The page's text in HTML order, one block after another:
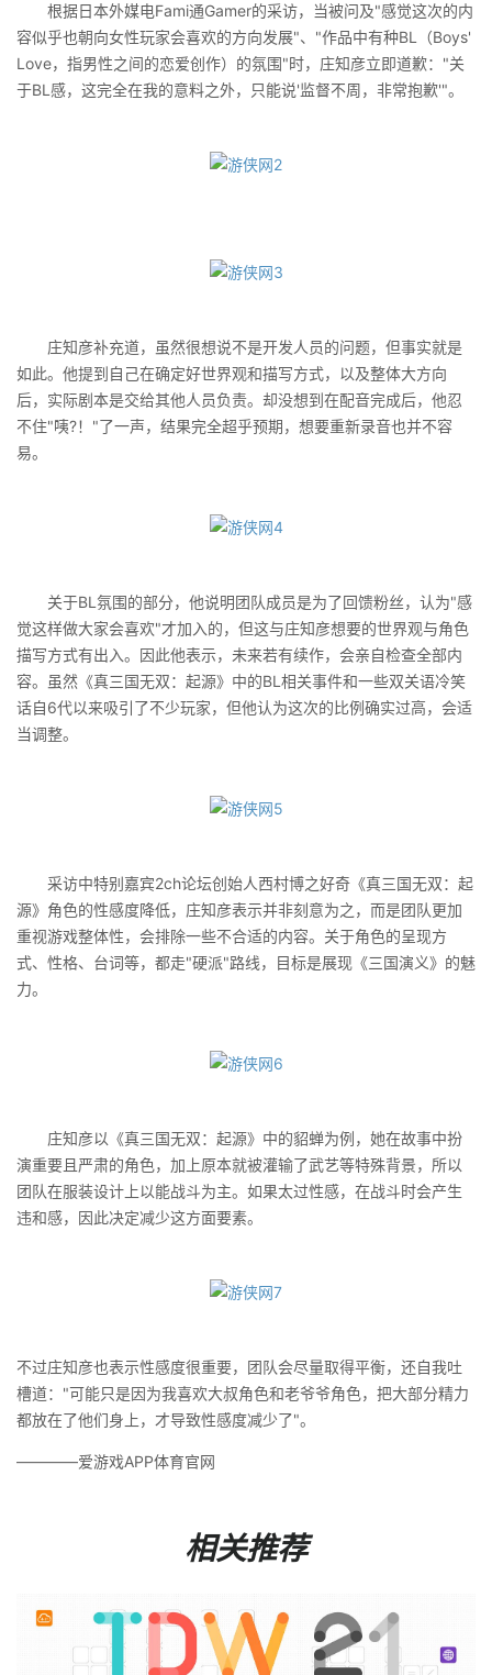
根据日本外媒电Fami通Gamer的采访，当被问及"感觉这次的内
容似乎也朝向女性玩家会喜欢的方向发展"、"作品中有种BL（Boys'
Love，指男性之间的恋爱创作）的氛围"时，庄知彦立即道歉："关
于BL感，这完全在我的意料之外，只能说'监督不周，非常抱歉'"。
庄知彦补充道，虽然很想说不是开发人员的问题，但事实就是
如此。他提到自己在确定好世界观和描写方式，以及整体大方向
后，实际剧本是交给其他人员负责。却没想到在配音完成后，他忍
不住"咦?！"了一声，结果完全超乎预期，想要重新录音也并不容
易。
关于BL氛围的部分，他说明团队成员是为了回馈粉丝，认为"感
觉这样做大家会喜欢"才加入的，但这与庄知彦想要的世界观与角色
描写方式有出入。因此他表示，未来若有续作，会亲自检查全部内
容。虽然《真三国无双：起源》中的BL相关事件和一些双关语冷笑
话自6代以来吸引了不少玩家，但他认为这次的比例确实过高，会适
当调整。
采访中特别嘉宾2ch论坛创始人西村博之好奇《真三国无双：起
源》角色的性感度降低，庄知彦表示并非刻意为之，而是团队更加
重视游戏整体性，会排除一些不合适的内容。关于角色的呈现方
式、性格、台词等，都走"硬派"路线，目标是展现《三国演义》的魅
力。
庄知彦以《真三国无双：起源》中的貂蝉为例，她在故事中扮
演重要且严肃的角色，加上原本就被灌输了武艺等特殊背景，所以
团队在服装设计上以能战斗为主。如果太过性感，在战斗时会产生
违和感，因此决定减少这方面要素。
不过庄知彦也表示性感度很重要，团队会尽量取得平衡，还自我吐
槽道："可能只是因为我喜欢大叔角色和老爷爷角色，把大部分精力
都放在了他们身上，才导致性感度减少了"。
————爱游戏APP体育官网
相关推荐